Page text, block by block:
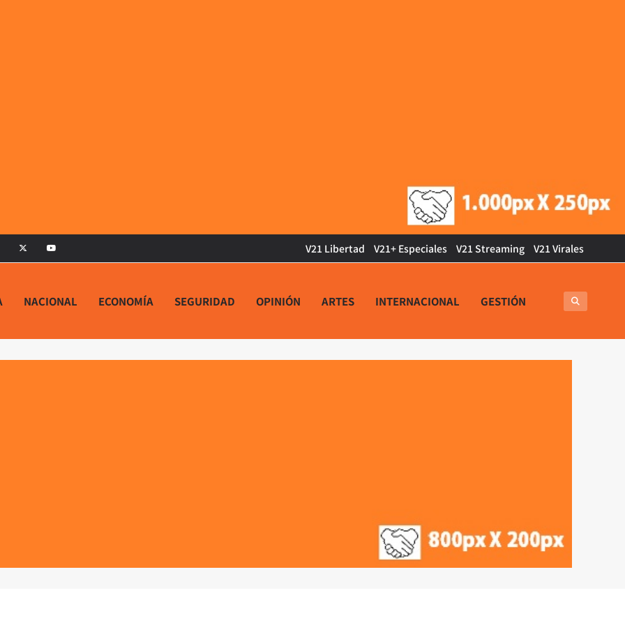
V21 Libertad V21+ Especiales V21 Streaming V21 Virales
NACIONAL ECONOMÍA SEGURIDAD OPINIÓN ARTES INTERNACIONAL GESTIÓN